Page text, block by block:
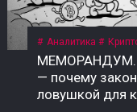
Аналитика
МЕМОРАНДУМ.
— почему
ловушкой для